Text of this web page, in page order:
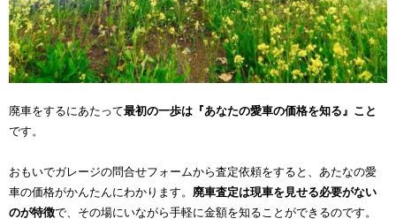
廃車をするにあたって最初の一歩は『あなたの愛車の価格を知る』こと
です。
おもいでガレージの問合せフォームから査定依頼をすると、あたなの愛
車の価格がかんたんにわかります。 廃車査定は現車を見せる必要がない
のが特徴で、その場にいながら手軽に金額を知ることができるのです。